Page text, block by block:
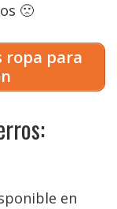
🙁
ropa para
en